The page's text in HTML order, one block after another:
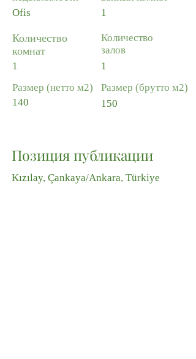
Ofis
Количество
комнат
1
Размер (нетто м2)
140
1
Количество
залов
1
Размер (брутто м2)
150
Позиция публикации
Kızılay, Çankaya/Ankara, Türkiye